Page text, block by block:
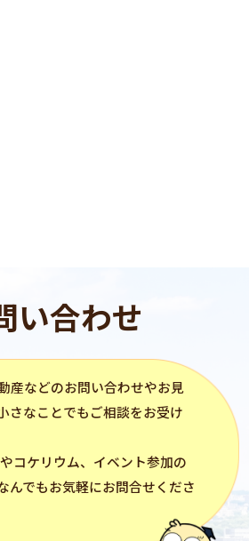
い合わせ
産などのお問い合わせやお見
さなことでもご相談をお受け
やコケリウム、イベント参加の
んでもお気軽にお問合せくださ